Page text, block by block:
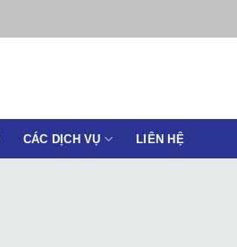
CÁC DỊCH VỤ LIÊN HỆ